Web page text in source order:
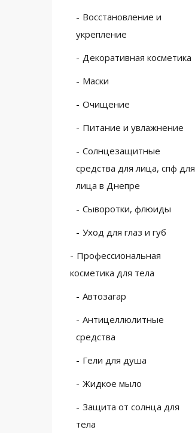
Восстановление и
укрепление
Декоративная косметика
Маски
Очищение
Питание и увлажнение
Солнцезащитные
средства для лица, спф для
лица в Днепре
Сыворотки, флюиды
Уход для глаз и губ
Профессиональная
косметика для тела
Автозагар
Антицеллюлитные
средства
Гели для душа
Жидкое мыло
Защита от солнца для
тела